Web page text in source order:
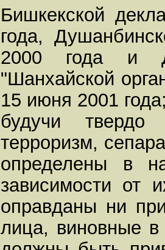
Бишкекской
года,
2000 года и
"Шанхайской
15 июня 2001
будучи
терроризм,
определены в
зависимости от
оправданы ни
лица, виновные в